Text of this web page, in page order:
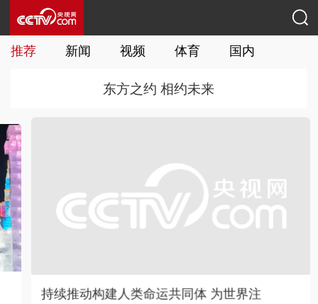
推荐 新闻 视频 体育 国内
东方之约 相约未来
持续推动构建人类命运共同体 为世界注